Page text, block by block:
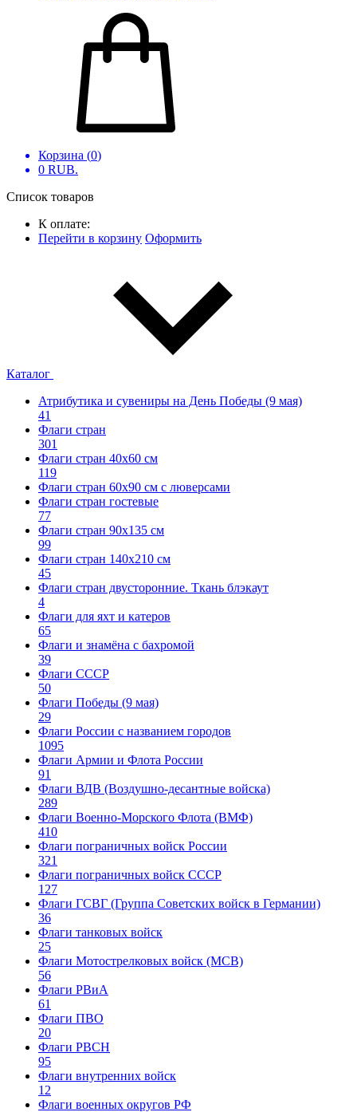
Корзина (0)
0 RUB.
Список товаров
К оплате:
Перейти в корзину Оформить
Каталог
Атрибутика и сувениры на День Победы (9 мая)
41
Флаги стран
301
Флаги стран 40х60 см
119
Флаги стран 60x90 см с люверсами
Флаги стран гостевые
77
Флаги стран 90х135 см
99
Флаги стран 140х210 см
45
Флаги стран двусторонние. Ткань блэкаут
4
Флаги для яхт и катеров
65
Флаги и знамёна с бахромой
39
Флаги СССР
50
Флаги Победы (9 мая)
29
Флаги России с названием городов
1095
Флаги Армии и Флота России
91
Флаги ВДВ (Воздушно-десантные войска)
289
Флаги Военно-Морского Флота (ВМФ)
410
Флаги пограничных войск России
321
Флаги пограничных войск СССР
127
Флаги ГСВГ (Группа Советских войск в Германии)
36
Флаги танковых войск
25
Флаги Мотострелковых войск (МСВ)
56
Флаги РВиА
61
Флаги ПВО
20
Флаги РВСН
95
Флаги внутренних войск
12
Флаги военных округов РФ